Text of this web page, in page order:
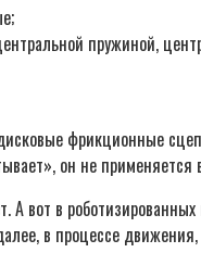
пружиной,
фрикционные
он не
А вот в
в процессе